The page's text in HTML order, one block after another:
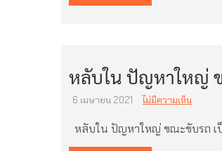
หลับใน ปัญหาใหญ่
6 เมษายน 2021 ไม่มีความเห็น
หลับใน ปัญหาใหญ่ ขณะขับรถ เ